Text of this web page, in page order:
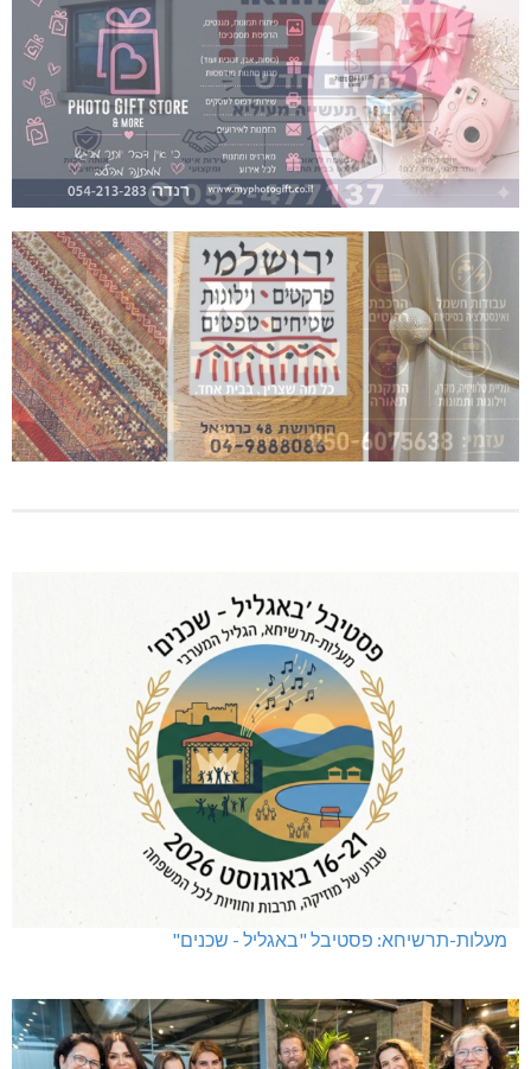
מעלות-תרשיחא: פסטיבל "באגליל - שכנים"